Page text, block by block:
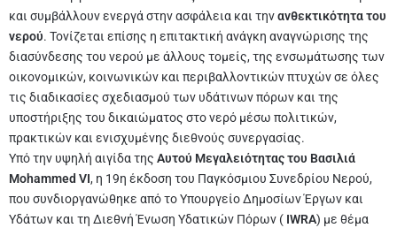
και συμβάλλουν ενεργά στην ασφάλεια και τηνανθεκτικότητα του
νερού. Τονίζεται επίσης η επιτακτική ανάγκη αναγνώρισης της
διασύνδεσης του νερού με άλλους τομείς, της ενσωμάτωσης των
οικονομικών, κοινωνικών και περιβαλλοντικών πτυχών σε όλες
τις διαδικασίες σχεδιασμού των υδάτινων πόρων και της
υποστήριξης του δικαιώματος στο νερό μέσω πολιτικών,
πρακτικών και ενισχυμένης διεθνούς συνεργασίας.
Υπό την υψηλή αιγίδα της Αυτού Μεγαλειότητας του Βασιλιά
Mohammed VI, η 19η έκδοση του Παγκόσμιου Συνεδρίου Νερού,
που συνδιοργανώθηκε από το Υπουργείο Δημοσίων Έργων και
Υδάτων και τη Διεθνή Ένωση Υδατικών Πόρων ( IWRA) με θέμα